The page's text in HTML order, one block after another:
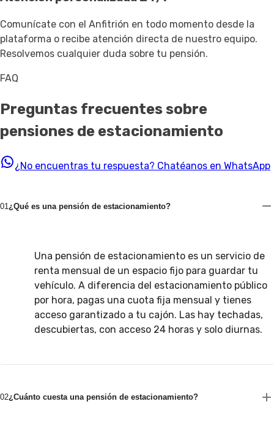
Comunícate con el Anfitrión en todo momento desde la
plataforma o recibe atención directa de nuestro equipo.
Resolvemos cualquier duda sobre tu pensión.
FAQ
Preguntas frecuentes sobre
pensiones de estacionamiento
¿No encuentras tu respuesta? Chatéanos en WhatsApp
01 ¿Qué es una pensión de estacionamiento?
Una pensión de estacionamiento es un servicio de
renta mensual de un espacio fijo para guardar tu
vehículo. A diferencia del estacionamiento público
por hora, pagas una cuota fija mensual y tienes
acceso garantizado a tu cajón. Las hay techadas,
descubiertas, con acceso 24 horas y solo diurnas.
02¿Cuánto cuesta una pensión de estacionamiento?